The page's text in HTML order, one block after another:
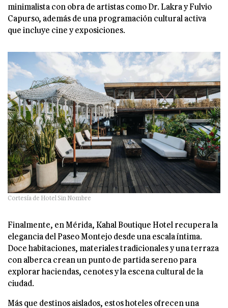
minimalista con obra de artistas como Dr. Lakra y Fulvio
Capurso, además de una programación cultural activa
que incluye cine y exposiciones.
Cortesía de Hotel Sin Nombre
Finalmente, en Mérida, Kahal Boutique Hotel recupera la
elegancia del Paseo Montejo desde una escala íntima.
Doce habitaciones, materiales tradicionales y una terraza
con alberca crean un punto de partida sereno para
explorar haciendas, cenotes y la escena cultural de la
ciudad.
Más que destinos aislados, estos hoteles ofrecen una